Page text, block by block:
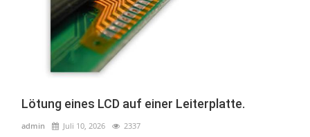
Lötung eines LCD auf einer Leiterplatte.
admin Juli 10, 2026 2337